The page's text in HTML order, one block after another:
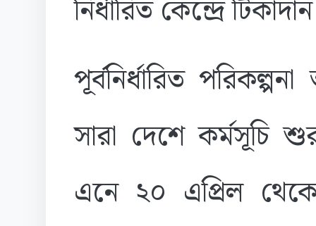
নির্ধারিত কেন্দ্রে
পূর্বনির্ধারিত
সারা দেশে কর্মসূচি
এনে ২০ এপ্রিল